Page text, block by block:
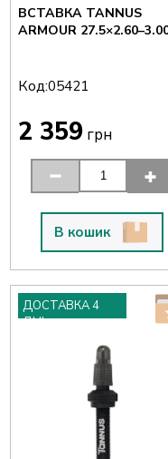
ВСТАВКА TANNUS
ARMOUR
Код:05421
2 359грн
В кошик
ДОСТАВКА 4
ДНІ